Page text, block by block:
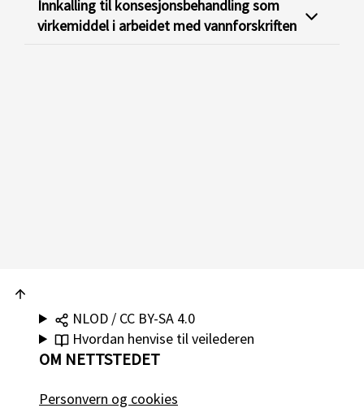
Innkalling til konsesjonsbehandling som
virkemiddel i arbeidet med vannforskriften
NLOD / CC BY-SA 4.0
Hvordan henvise til veilederen
OM NETTSTEDET
Personvern og cookies